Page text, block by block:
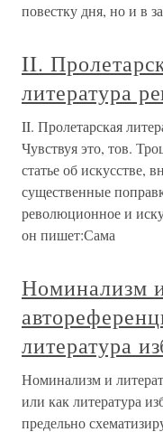
повестку дня, но и в
II.
литература
II. Пролетарская
Чувствуя это, тов.
статье об искусстве,
существенные
революционное и
он пишет:Сама
Номинализм
литература
Номинализм и
или как литература
предельно